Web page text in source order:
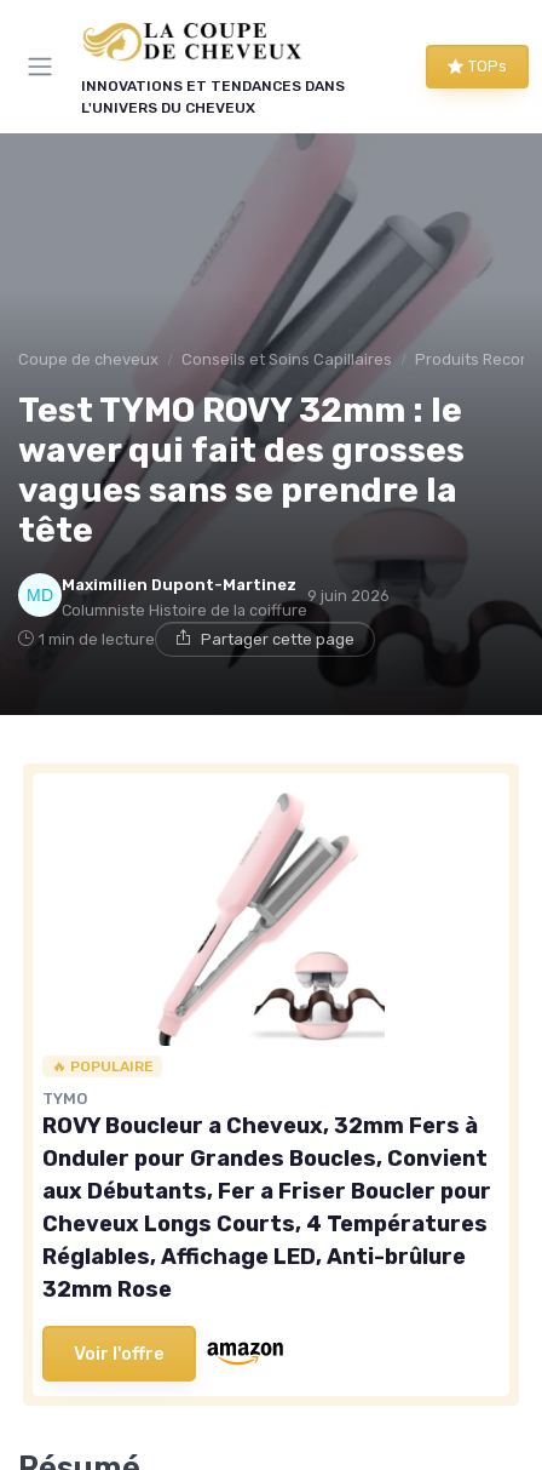
INNOVATIONS ET TENDANCES DANS
L'UNIVERS DU CHEVEUX
TOPs
Coupe de cheveux Conseils et Soins Capillaires Produits
Test TYMO ROVY 32mm : le
waver qui fait des grosses
vagues sans se prendre la
tête
Maximilien Dupont-Martinez
Columniste Histoire de la coiffure
9 juin 2026
1 min de lecture Partager cette page
🔥 POPULAIRE
TYMO
ROVY Boucleur a Cheveux, 32mm Fers à
Onduler pour Grandes Boucles, Convient
aux Débutants, Fer a Friser Boucler pour
Cheveux Longs Courts, 4 Températures
Réglables, Affichage LED, Anti-brûlure
32mm Rose
Voir l'offre